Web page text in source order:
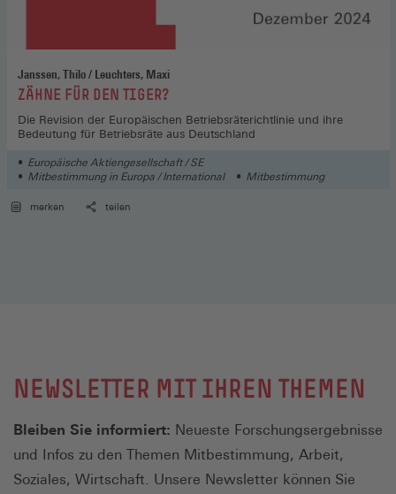
Janssen, Thilo / Leuchters, Maxi
:ZÄHNE FÜR DEN TIGER?
Die Revision der Europäischen Betriebsräterichtlinie und ihre
Bedeutung für Betriebsräte aus Deutschland
Europäische Aktiengesellschaft / SE
Mitbestimmung in Europa / International
Mitbestimmung
merken teilen
NEWSLETTER MIT IHREN THEMEN
Bleiben Sie informiert: Neueste Forschungsergebnisse
und Infos zu den Themen Mitbestimmung, Arbeit,
Soziales, Wirtschaft. Unsere Newsletter können Sie